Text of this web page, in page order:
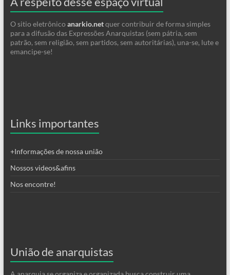
O sitio eletrônico anarkio.netquer contribuir de forma simples
para a difusão das Expressões Anarquistas (sem pátria, sem
patrão, sem religião, sem partidos, sem autoritárias), una-se, lute e
emancipe-se!
Links importantes
+Informações de nossa união
Nossos videos&afins
Nos encontre!
União de anarquistas